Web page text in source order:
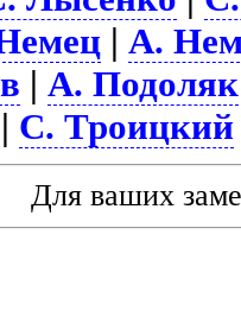
|А.
|А. Подоляк
| С. Троицкий
Для ваших